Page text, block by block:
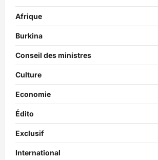
Afrique
Burkina
Conseil des ministres
Culture
Economie
Édito
Exclusif
International